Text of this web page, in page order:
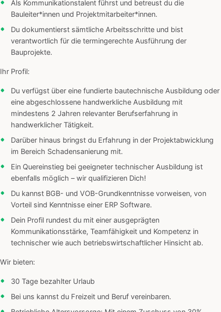
Als Kommunikationstalent führst und betreust du die
Bauleiter*innen und Projektmitarbeiter*innen.
Du dokumentierst sämtliche Arbeitsschritte und bist
verantwortlich für die termingerechte Ausführung der
Bauprojekte.
Ihr Profil:
Du verfügst über eine fundierte bautechnische Ausbildung oder
eine abgeschlossene handwerkliche Ausbildung mit
mindestens 2 Jahren relevanter Berufserfahrung in
handwerklicher Tätigkeit.
Darüber hinaus bringst du Erfahrung in der Projektabwicklung
im Bereich Schadensanierung mit.
Ein Quereinstieg bei geeigneter technischer Ausbildung ist
ebenfalls möglich – wir qualifizieren Dich!
Du kannst BGB- und VOB-Grundkenntnisse vorweisen, von
Vorteil sind Kenntnisse einer ERP Software.
Dein Profil rundest du mit einer ausgeprägten
Kommunikationsstärke, Teamfähigkeit und Kompetenz in
technischer wie auch betriebswirtschaftlicher Hinsicht ab.
Wir bieten:
30 Tage bezahlter Urlaub
Bei uns kannst du Freizeit und Beruf vereinbaren.